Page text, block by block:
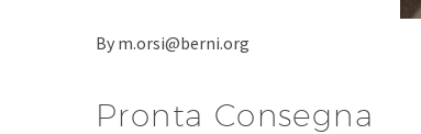
By m.orsi@berni.org
Pronta Consegna